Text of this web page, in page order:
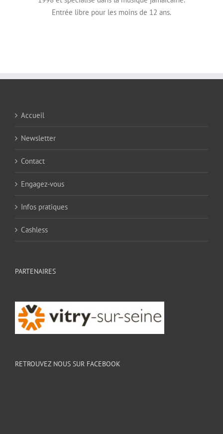
Entrée libre pour les moins de 12 ans.
Accueil
Newsletter
Contact
Engagez-vous
Infos pratiques
Cashless
PARTENAIRES
RETROUVEZ NOUS SUR FACEBOOK